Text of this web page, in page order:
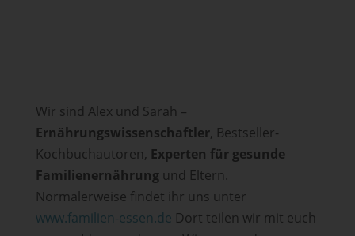
Wir sind Alex und Sarah –
Ernährungswissenschaftler, Bestseller-
Kochbuchautoren, Experten für gesunde
Familienernährungund Eltern.
Normalerweise findet ihr uns unter
www.familien-essen.de Dort teilen wir mit euch